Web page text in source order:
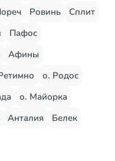
Ровинь
Сплит
Пафос
Афины
о. Родос
о. Майорка
Анталия
Белек